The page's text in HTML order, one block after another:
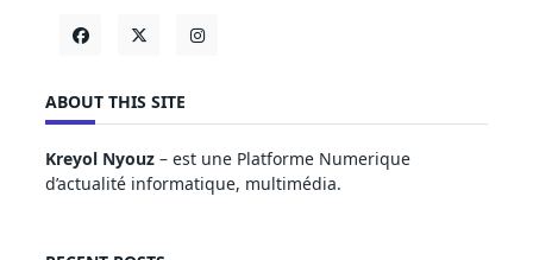
ABOUT THIS SITE
Kreyol Nyouz – est une Platforme Numerique
d’actualité informatique, multimédia.